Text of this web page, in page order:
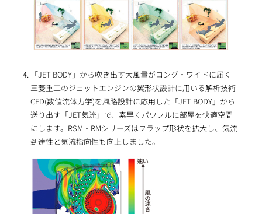
「JET BODY」から吹き出す大風量がロング・ワイドに届く
三菱重工のジェットエンジンの翼形状設計に用いる解析技術
CFD(数値流体力学)を風路設計に応用した「JET BODY」から
送り出す「JET気流」で、素早くパワフルに部屋を快適空間
にします。RSM・RMシリーズはフラップ形状を拡大し、気流
到達性と気流指向性も向上しました。